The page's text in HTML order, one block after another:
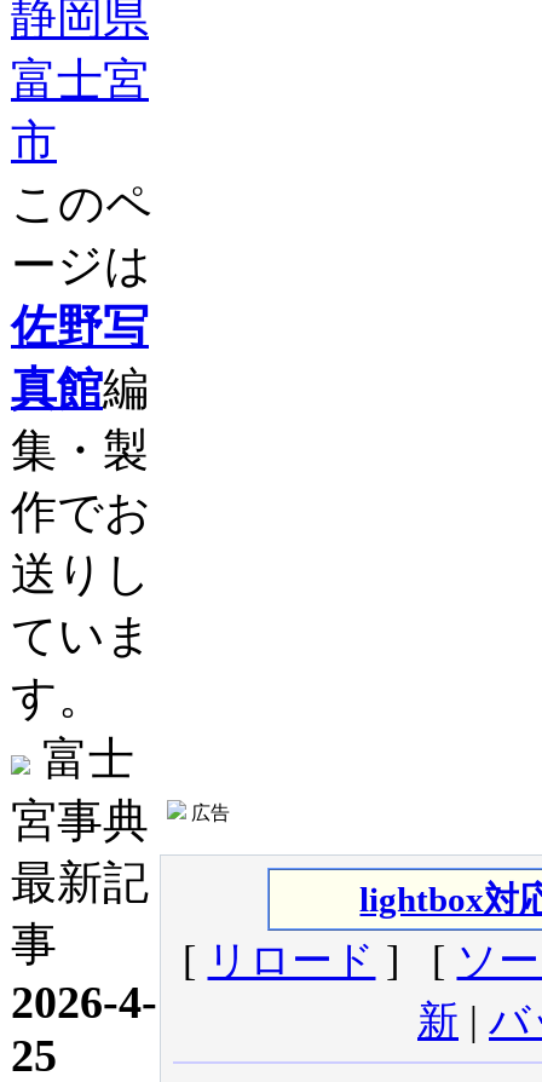
このペ
ージは
佐野写
真館編
集・製
作でお
送りし
ていま
す。
富士
宮事典
最新記
事
2026-4-
25
広告
lightbox対
[ リロード ] [ ソ
新 | バ